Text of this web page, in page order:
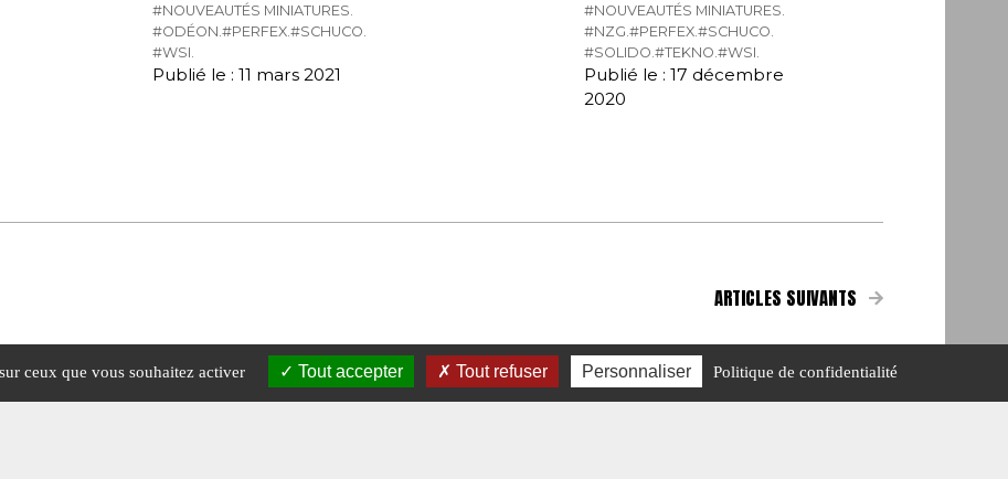
#NOUVEAUTÉS MINIATURES.
#ODÉON. #PERFEX. #SCHUCO.
#WSI.
Publié le : 11 mars 2021
#NOUVEAUTÉS MINIATURES.
#NZG. #PERFEX. #SCHUCO.
#SOLIDO. #TEKNO. #WSI.
Publié le : 17 décembre
2020
ARTICLES SUIVANTS
ceux que vous souhaitez activer Tout accepter Tout refuser Personnaliser Politique de confidentialité